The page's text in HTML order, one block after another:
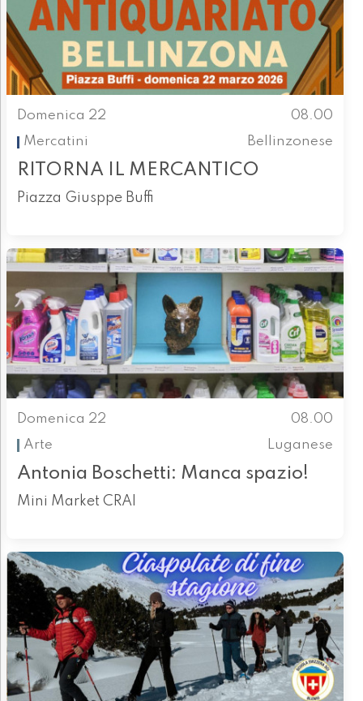
Domenica 22
08.00
Mercatini
Bellinzonese
RITORNA IL MERCANTICO
Piazza Giusppe Buffi
Domenica 22
08.00
Arte
Luganese
Antonia Boschetti: Manca spazio!
Mini Market CRAI